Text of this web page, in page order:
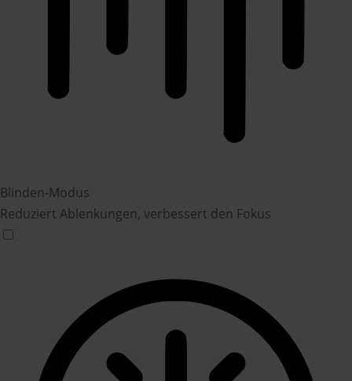
Blinden-Modus
Reduziert Ablenkungen, verbessert den Fokus